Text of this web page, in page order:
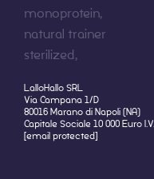
LalloHallo SRL
Via Campana 1/D
80016 Marano di Napoli (NA)
Capitale Sociale 10 000 Euro I.V.
[email protected]